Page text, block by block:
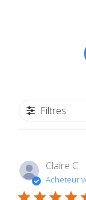
Filtres
Claire C.
Acheteur